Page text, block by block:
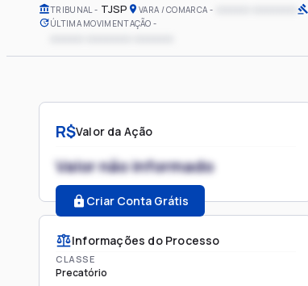
TRIBUNAL TJSP VARA / COMARCA
ÚLTIMA MOVIMENTAÇÃO
R$Valor da Ação
Valor não informado
Criar Conta Grátis
Informações do Processo
CLASSE
Precatório